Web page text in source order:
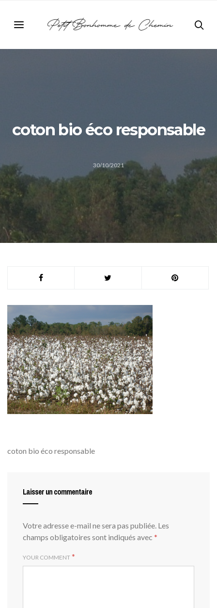
coton bio éco responsable
30/10/2021
coton bio éco responsable
Laisser un commentaire
Votre adresse e-mail ne sera pas publiée. Les
champs obligatoires sont indiqués avec *
YOUR COMMENT *